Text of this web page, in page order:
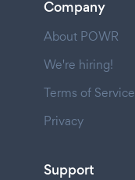
Company
About POWR
We're hiring!
Terms of Service
Privacy
Support